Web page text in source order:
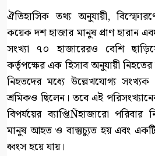
ঐতিহাসিক তথ্য অনুযায়ী,
কয়েক দশ হাজার মানুষ প্রাণ হারান
সংখ্যা ৭০ হাজারেরও বেশি
কর্তৃপক্ষের এক হিসাব অনুযায়ী
নিহতদের মধ্যে উল্লেখযোগ্য
শ্রমিকও ছিলেন। তবে এই
বিপর্যয়ের ব্যাপ্তিÑহাজারো
মানুষ আহত ও বাস্তুচ্যুত হয় এবং একটি
ধ্বংস হয়ে যায়।